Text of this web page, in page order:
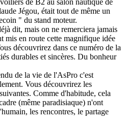
de B2 au salon nautique de
Jégou, était tout de même un
" du stand moteur.
dit, mais on ne remerciera jamais
mis en route cette magnifique idée
découvrirez dans ce numéro de la
durables et sincères. Du bonheur
de la vie de l'AsPro c'est
Vous découvrirez les
Comme d'habitude, cela
(même paradisiaque) n'ont
les rencontres, le partage